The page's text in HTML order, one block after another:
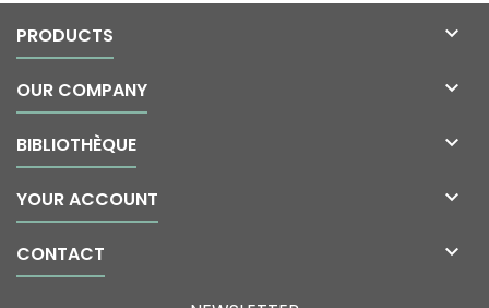
PRODUCTS 
OUR COMPANY 
BIBLIOTHÈQUE 
YOUR ACCOUNT 
CONTACT 